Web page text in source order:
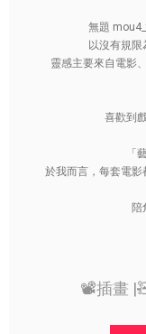
無題
以沒有規限
靈感主要來自電影
喜歡到
「
於我而言，每套電影
陪
📽️插畫